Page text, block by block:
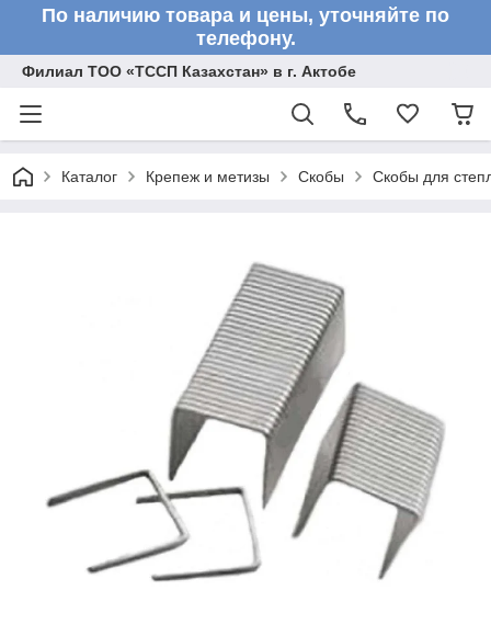
По наличию товара и цены, уточняйте по
телефону.
Филиал ТОО «ТССП Казахстан» в г. Актобе
Каталог Крепеж и метизы Скобы Скобы для